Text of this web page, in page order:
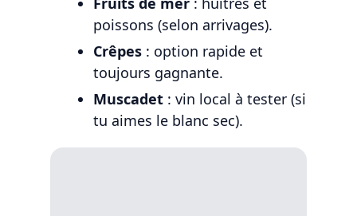
poissons (selon arrivages).
Crêpes: option rapide et
toujours gagnante.
Muscadet: vin local à tester (si
tu aimes le blanc sec).